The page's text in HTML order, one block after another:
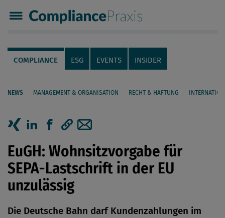
Compliance Praxis
Servicenavigation
Navigation
COMPLIANCE ESG EVENTS INSIDER
NEWS MANAGEMENT & ORGANISATION RECHT & HAFTUNG
Seiteninhalt
Artikel auf Xing teilen
Artikel auf linkedIn teilen
Artikel auf Facebook teilen
Artikellink kopieren
Artikel per Mail teilen
EuGH: Wohnsitzvorgabe für
SEPA-Lastschrift in der EU
unzulässig
Die Deutsche Bahn darf Kundenzahlungen im